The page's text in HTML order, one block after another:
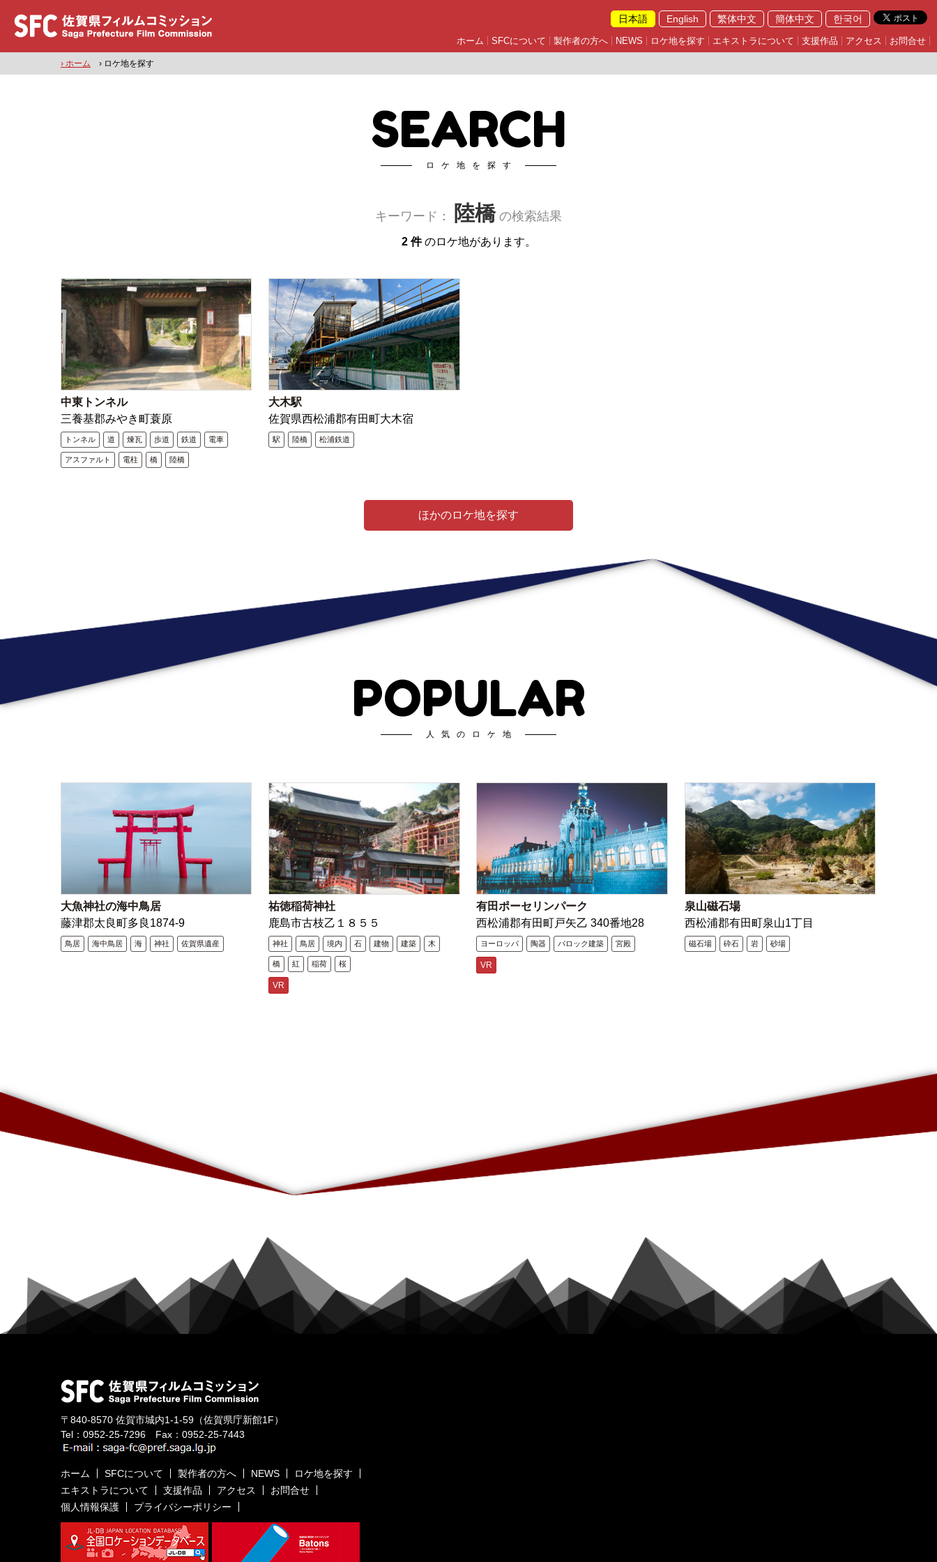
日本語 English 繁体中文 簡体中文 한국어
ホーム SFCについて 製作者の方へ NEWS ロケ地を探す エキストラについて 支援作品 アクセス お問合せ
› ホーム › ロケ地を探す
SEARCH
ロケ地を探す
キーワード： 陸橋の検索結果
2 件のロケ地があります。
中東トンネル
三養基郡みやき町蓑原
トンネル 道 煉瓦 歩道 鉄道 電車
アスファルト 電柱 橋 陸橋
大木駅
佐賀県西松浦郡有田町大木宿
駅 陸橋 松浦鉄道
ほかのロケ地を探す
POPULAR
人気のロケ地
大魚神社の海中鳥居
藤津郡太良町多良1874-9
鳥居 海中鳥居 海 神社 佐賀県遺産
祐徳稲荷神社
鹿島市古枝乙１８５５
神社 鳥居 境内 石 建物 建築 木
橋 紅 稲荷 桜
VR
有田ポーセリンパーク
西松浦郡有田町戸矢乙 340番地28
ヨーロッパ 陶器 バロック建築 宮殿
VR
泉山磁石場
西松浦郡有田町泉山1丁目
磁石場 砕石 岩 砂場
〒840-8570 佐賀市城内1-1-59 （佐賀県庁新館1F）
Tel： 0952-25-7296 Fax：0952-25-7443
ホーム SFCについて 製作者の方へ NEWS
ロケ地を探す
エキストラについて
支援作品 アクセス
お問合せ
個人情報保護
プライバシーポリシー